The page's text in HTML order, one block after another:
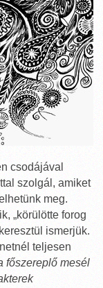
csodájával
szolgál, amiket
meg.
„körülötte forog
ismerjük.
teljesen
főszereplő mesél